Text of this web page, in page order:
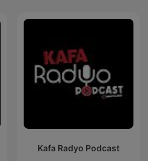
Kafa Radyo Podcast